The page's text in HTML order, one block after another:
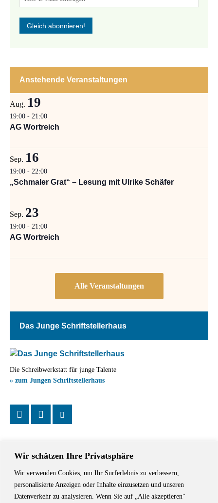
Wir schätzen Ihre Privatsphäre
Wir verwenden Cookies, um Ihr Surferlebnis zu verbessern,
personalisierte Anzeigen oder Inhalte einzusetzen und unseren
Datenverkehr zu analysieren. Wenn Sie auf „Alle akzeptieren"
Anstehende Veranstaltungen
Aug. 19
19:00 - 21:00
AG Wortreich
Sep. 16
19:00 - 22:00
„Schmaler Grat“ – Lesung mit Ulrike Schäfer
Sep. 23
19:00 - 21:00
AG Wortreich
Das Junge Schriftstellerhaus
Die Schreibwerkstatt für junge Talente
» zum Jungen Schriftstellerhaus
Das Schriftstellerhaus ist ein beliebter Treffpunkt für Autorinnen und
Autoren aus Stuttgart und der Region sowie ein Veranstaltungsort für